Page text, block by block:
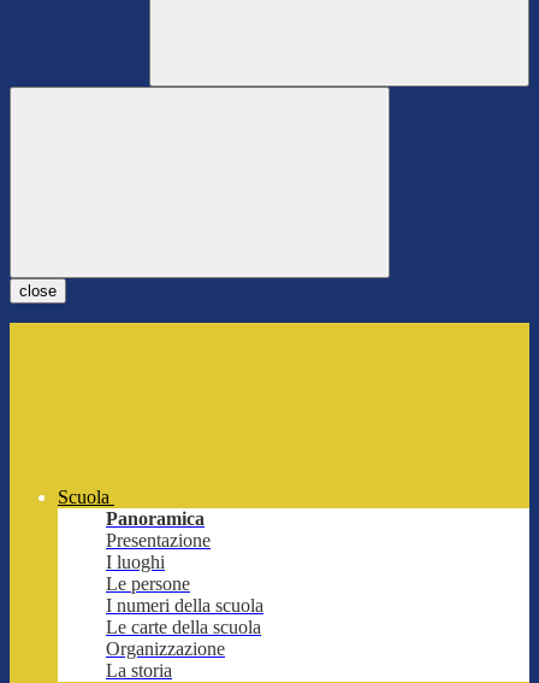
close
Scuola
Panoramica
Presentazione
I luoghi
Le persone
I numeri della scuola
Le carte della scuola
Organizzazione
La storia